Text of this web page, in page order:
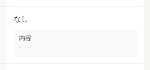
なし
内容
-